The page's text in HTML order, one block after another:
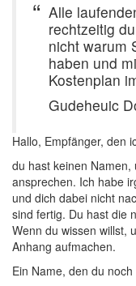
Alle
rechtzeitig
nicht warum
haben und
Kostenplan
Gudeheuic
Hallo, Empfänger, den
du hast keinen
ansprechen. Ich habe
und dich dabei nicht
sind fertig. Du hast die
Wenn du wissen willst,
Anhang aufmachen.
Ein Name, den du